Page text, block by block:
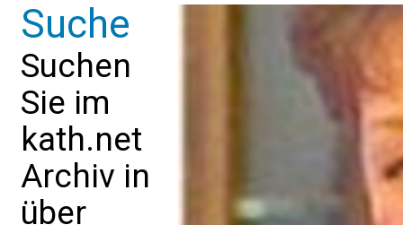
Suche
Suchen
Sie im
kath.net
Archiv in
über